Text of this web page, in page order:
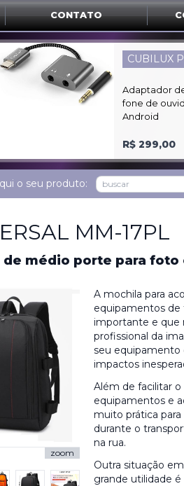
CONTATO
SONY
Fone de
fechado
reforço de
R$ 1.580,00
o seu produto:
MM-17PL
de médio porte para foto
zoom
A mochila para
equipamentos de
importante e que
profissional da
seu
impactos
Além de facilitar
equipamentos e
muito prática
durante o
na rua.
Outra situação
grande utilidade